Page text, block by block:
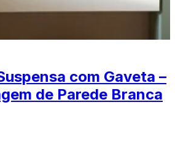
com Gaveta –
de Parede Branca